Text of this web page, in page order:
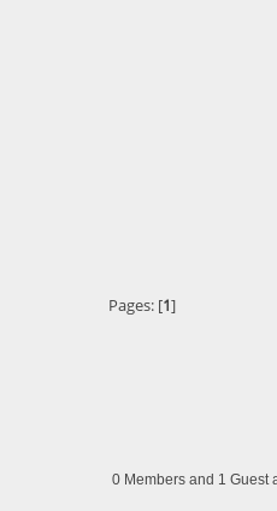
Pages: [1]
0 Members and 1 Guest